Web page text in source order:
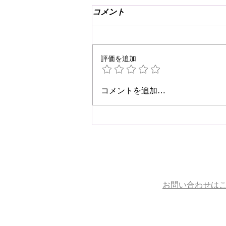
☆肩こり・腰痛予防☆
コメント
評価を追加
コメントを追加…
お問い合わせは